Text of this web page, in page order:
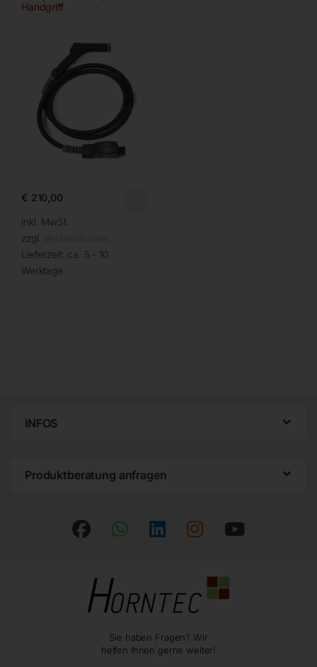
Handgriff
€ 210,00
inkl. MwSt.
zzgl. Versandkosten
Lieferzeit: ca. 5 - 10
Werktage
INFOS
Produktberatung anfragen
Sie haben Fragen? Wir
helfen Ihnen gerne weiter!